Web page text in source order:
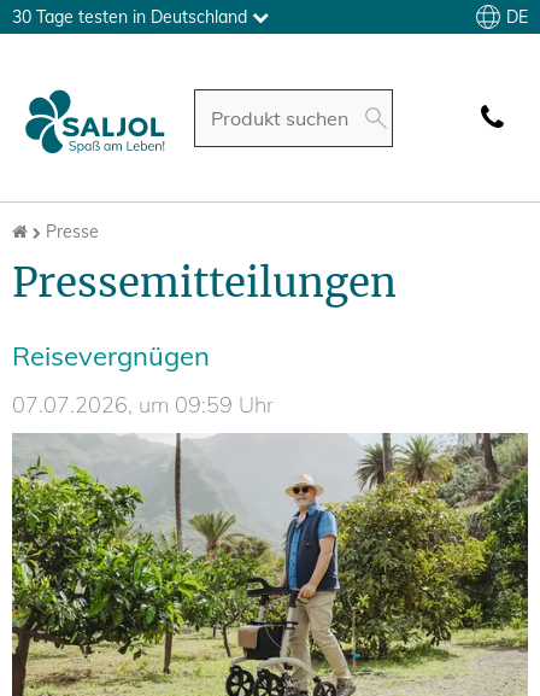
30 Tage testen in Deutschland DE
Presse
Pressemitteilungen
Reisevergnügen
07.07.2026, um 09:59 Uhr